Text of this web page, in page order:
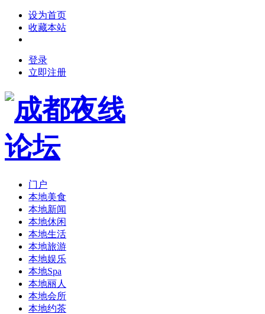
设为首页
收藏本站
登录
立即注册
门户
本地美食
本地新闻
本地休闲
本地生活
本地旅游
本地娱乐
本地Spa
本地丽人
本地会所
本地约茶